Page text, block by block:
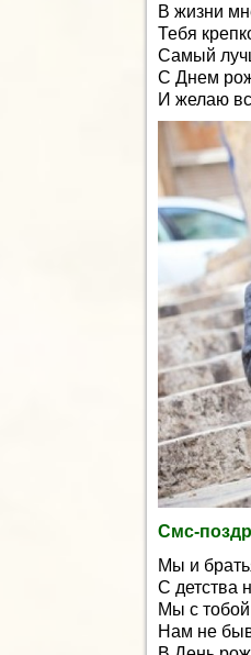
В жизни
Тебя
Самый
С Днем
И желаю
Смс-
Мы и
С детства
Мы с
Нам не